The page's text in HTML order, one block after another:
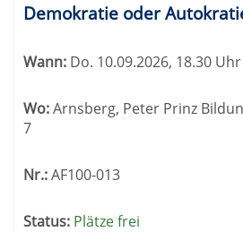
Demokratie oder
Wann: Do. 10.09.2026, 18.30 Uhr
Wo:Arnsberg, Peter Prinz
7
Nr.:AF100-013
Status: Plätze frei